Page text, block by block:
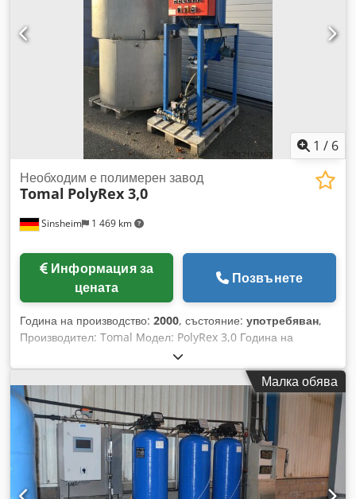
1 / 6
Sinsheim 1 469 km
Необходим е полимерен завод
Tomal PolyRex 3,0
Информация за
цената
Позвънете
Година на производство: 2000, състояние: употребяван,
Производител: Tomal Модел: PolyRex 3,0 Година на
производство: 2000 Обем: 2 x 1,5 м3 Дозиране/Доставка на:
Прахообразен полимер Брой камери: 2 Управление: Да
Материал: Неръждаема стомана Crsdpfx Afjyg E A Aj Eef
Изпълнение: Вертикално Размери: Д 1.900/1.050 x Ш
1.800/600 x В 2.200/2.200 мм Тегло празен: 300 кг
Техническа документация: Да Състояние: Употребяван
Цена: По запитване
Малка обява